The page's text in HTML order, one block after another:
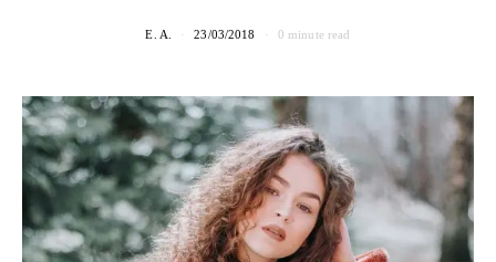
E. A. 23/03/2018 0 minute read